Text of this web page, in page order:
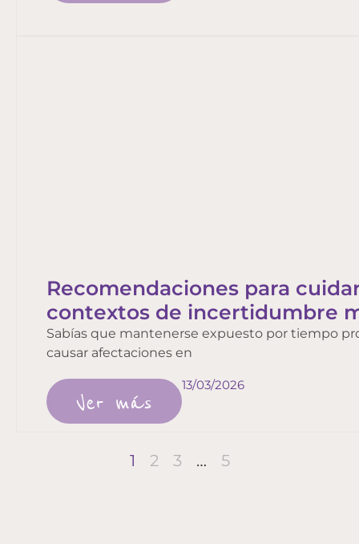
Recomendaciones para
contextos de incertidumbre
Sabías que mantenerse expuesto por tiempo
causar afectaciones en
Ver más
13/03/2026
1 2 3 … 5